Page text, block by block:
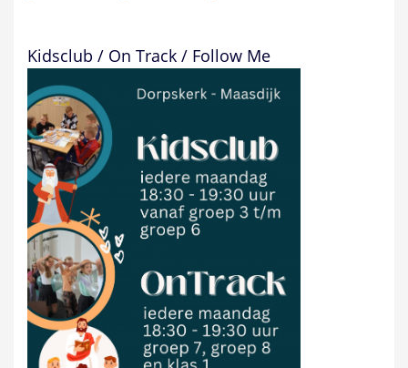
Kidsclub / On Track / Follow Me